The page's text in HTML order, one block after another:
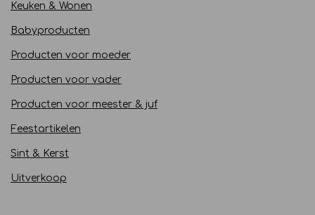
Keuken & Wonen
Babyproducten
Producten voor moeder
Producten voor vader
Producten voor meester & juf
Feestartikelen
Sint & Kerst
Uitverkoop